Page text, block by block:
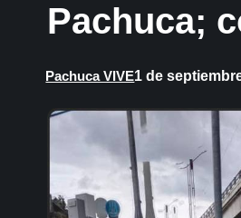
Pachuca;
Pachuca VIVE1 de